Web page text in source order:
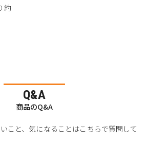
約
Q&A
商品のQ&A
こと、気になることはこちらで質問して